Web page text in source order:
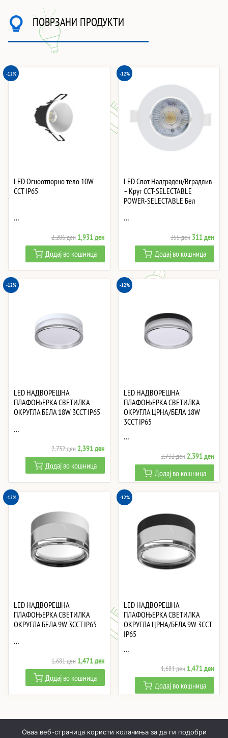
ПОВРЗАНИ ПРОДУКТИ
-12%
LED Огноотпорно тело 10W
CCT IP65
…
2,206ден Original
price
was:
2,206 ден.
1,931денCurrent
price
is:
1,931 ден.
Додај во кошница
-12%
LED Спот Надграден/Вградлив
– Круг CCT-SELECTABLE
POWER-SELECTABLE Бел
…
355ден Original
price
was:
355 ден.
311ден
price
is:
311
Додај во кошница
-12%
LED НАДВОРЕШНА
ПЛАФОЊЕРКА СВЕТИЛКА
ОКРУГЛА БЕЛА 18W 3CCT IP65
…
2,732ден Original
price
was:
2,732 ден.
2,391денCurrent
price
is:
2,391 ден.
Додај во кошница
-12%
LED НАДВОРЕШНА
ПЛАФОЊЕРКА СВЕТИЛКА
ОКРУГЛА ЦРНА/БЕЛА 18W
3CCT IP65
…
2,732ден Original
price
was:
2,732 ден.
2,391ден
price
is:
Додај во кошница
-12%
LED НАДВОРЕШНА
ПЛАФОЊЕРКА СВЕТИЛКА
ОКРУГЛА БЕЛА 9W 3CCT IP65
…
1,681ден Original
price
was:
1,681 ден.
1,471денCurrent
price
is:
1,471 ден.
Додај во кошница
-12%
LED НАДВОРЕШНА
ПЛАФОЊЕРКА СВЕТИЛКА
ОКРУГЛА ЦРНА/БЕЛА 9W 3CCT
IP65
…
1,681ден Original
price
was:
1,471ден
price
is:
Додај во кошница
Оваа веб-страница користи колачиња за да ги подобри